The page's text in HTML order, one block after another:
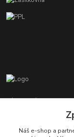
Zákaznická podpora
+420 606 622
Náš e-shop a